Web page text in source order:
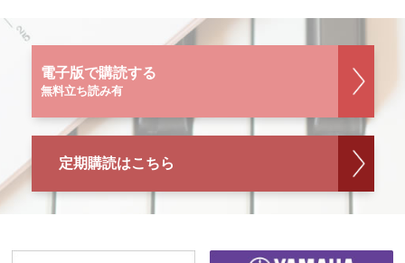
電子版で購読する
無料立ち読み有
定期購読はこちら